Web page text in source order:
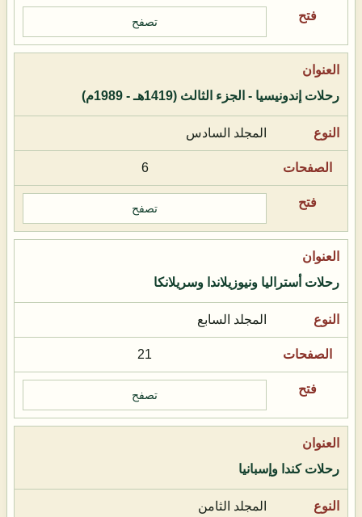
تصفح
رحلات إندونيسيا - الجزء الثالث (1419هـ - 1989م)
المجلد السادس
6
تصفح
رحلات أستراليا ونيوزيلاندا وسريلانكا
المجلد السابع
21
تصفح
رحلات كندا وإسبانيا
المجلد الثامن